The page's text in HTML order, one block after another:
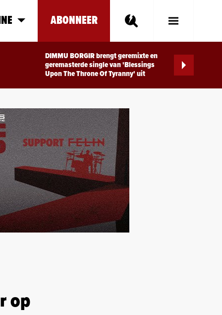
ABONNEER
Toggle
DIMMU BORGIR brengt geremixte en
geremasterde single van 'Blessings
Upon The Throne Of Tyranny' uit
op